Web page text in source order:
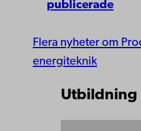
publicerade
Flera nyheter om
energiteknik
Utbildning